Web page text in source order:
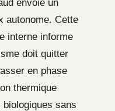
envoie un
autonome. Cette
interne informe
doit quitter
en phase
thermique
sans